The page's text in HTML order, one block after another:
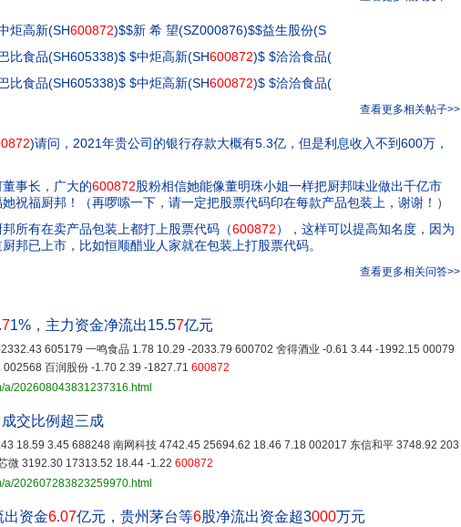
炬高新(SH600872)$$新 希 望(SZ000876)$$益生股份(S
比食品(SH605338)$ $中炬高新(SH600872)$ $洽洽食品(
比食品(SH605338)$ $中炬高新(SH600872)$ $洽洽食品(
查看更多相关帖子>>
)请问，2021年贵公司的银行存款大概有5.3亿，但是利息收入不到600万，
事长，广大的600872股粉相信她能像董明珠小姐一样把厨邦味业做出千亿市
祝福厨邦！（再啰嗦一下，请一定把股票代码印在每款产品包装上，谢谢！）
所有在卖产品包装上都打上股票代码（600872），这样可以提高知名度，因为
邦已上市，比如恒顺醋业人家就在包装上打股票代码。
查看更多相关问答>>
71%，主力资金净流出15.57亿元
605179 一鸣食品 1.78 10.29 -2033.79 600702 舍得酒业 -0.61 3.44 -1992.15 00079
百润股份 -1.70 2.39 -1827.71 600872
a/202608043831237316.html
交比例超三成
18.59 3.45 688248 南网科技 4742.45 25694.62 18.46 7.18 002017 东信和平 3748.92 203
微 3192.30 17313.52 18.44 -1.22 600872
a/202607283823259970.html
出资金6.07亿元，贵州茅台等6股净流出资金超3000万元